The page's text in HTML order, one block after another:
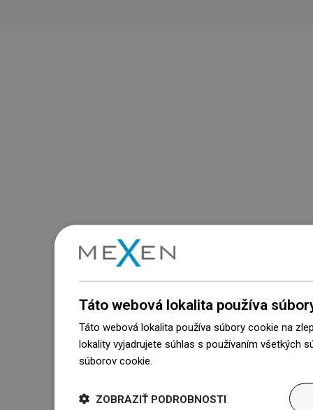
Táto webová lokalita používa
Táto webová lokalita používa súbory cookie na
lokality vyjadrujete súhlas s používaním všetkých
súborov cookie.
ZOBRAZIŤ PODROBNOSTI